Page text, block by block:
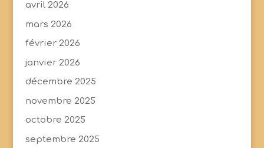
avril 2026
mars 2026
février 2026
janvier 2026
décembre 2025
novembre 2025
octobre 2025
septembre 2025